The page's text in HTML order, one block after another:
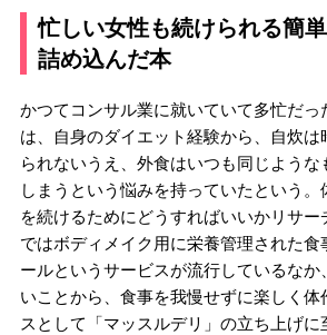
忙しい女性も続けられる簡
詰め込んだ本
かつてコンサル業に就いていて多忙だっ
は、自身のダイエット経験から、自炊は
られないうえ、外食はいつも同じような
しまうという悩みを持っていたという
を続けるためにどうすればいいかリサ
ではボディメイク用に栄養管理された食
ールというサービスが流行しているなか
いことから、食事を我慢せずに楽しく
スとして「マッスルデリ」の立ち上げに